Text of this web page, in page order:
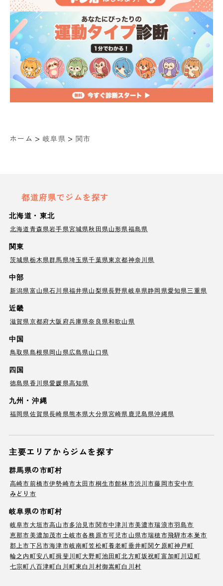
ホーム > 岐阜県 > 関市
都道府県でジムを探す
北海道・東北
北海道青森県岩手県宮城県秋田県山形県福島県
関東
茨城県栃木県群馬県埼玉県千葉県東京都神奈川県
中部
新潟県富山県石川県福井県山梨県長野県岐阜県静岡県愛知県三重県
近畿
滋賀県京都府大阪府兵庫県奈良県和歌山県
中国
鳥取県島根県岡山県広島県山口県
四国
徳島県香川県愛媛県高知県
九州・沖縄
福岡県佐賀県長崎県熊本県大分県宮崎県 鹿児島県沖縄県
主要エリアからジムを探す
群馬県の市町村
高崎市前橋市伊勢崎市太田市桐生市館林市渋川市藤岡市安中市
みどり市
岐阜県の市町村
岐阜市大垣市高山市多治見市関市中津川市美濃市瑞浪市羽島市
恵那市美濃加茂市土岐市各務原市可児市山県市瑞穂市飛騨市本巣市
郡上市下呂市海津市岐南町笠松町養老町垂井町関ケ原町神戸町
輪之内町安八町揖斐川町大野町池田町北方町坂祝町富加町川辺町
七宗町 八百津町白川町東白川村御嵩町白川村